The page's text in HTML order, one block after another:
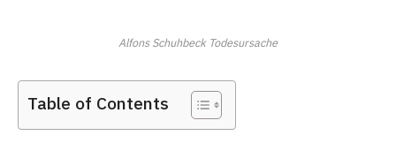
Alfons Schuhbeck Todesursache
Table of Contents